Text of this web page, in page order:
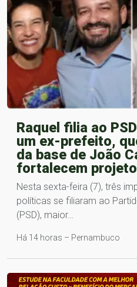
Raquel filia ao
um ex-prefeito,
da base de João
fortalecem
Nesta sexta-feira (7), três
políticas se filiaram ao
(PSD), maior…
Há 14 horas – Pernambuco